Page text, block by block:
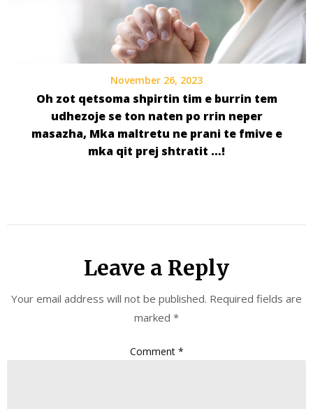
November 26, 2023
Oh zot qetsoma shpirtin tim e burrin tem
udhezoje se ton naten po rrin neper
masazha, Mka maltretu ne prani te fmive e
mka qit prej shtratit …!
Leave a Reply
Your email address will not be published. Required fields are
marked *
Comment *